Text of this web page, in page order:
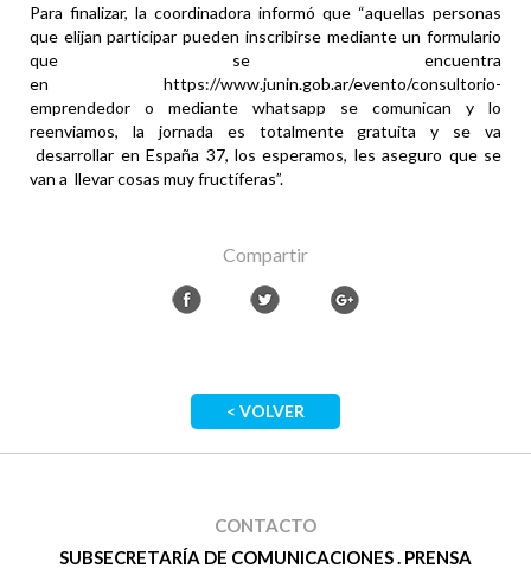
Para finalizar, la coordinadora informó que “aquellas personas
que elijan participar pueden inscribirse mediante un formulario
que se encuentra
en https://www.junin.gob.ar/evento/consultorio-
emprendedor o mediante whatsapp se comunican y lo
reenviamos, la jornada es totalmente gratuita y se va
desarrollar en España 37, los esperamos, les aseguro que se
van a llevar cosas muy fructíferas”.
Compartir
< VOLVER
CONTACTO
SUBSECRETARÍA DE COMUNICACIONES . PRENSA